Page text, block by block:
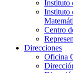
Instituto
Instituto
Centro
Direcciones
Oficina